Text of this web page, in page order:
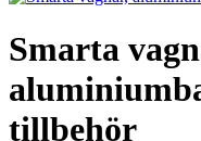
Smarta
tillbehör